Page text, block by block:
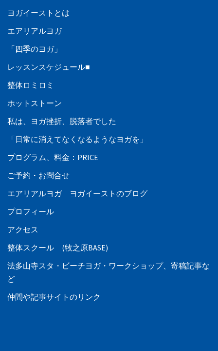
ヨガイーストとは
エアリアルヨガ
「四季のヨガ」
レッスンスケジュール■
整体ロミロミ
ホットストーン
私は、ヨガ挫折、脱落者でした
「日常に消えてなくなるようなヨガを」
プログラム、料金：PRICE
ご予約・お問合せ
エアリアルヨガ ヨガイーストのブログ
プロフィール
アクセス
整体スクール (牧之原BASE)
法多山寺スタ・ビーチヨガ・ワークショップ、寄稿記事な
ど
仲間や記事サイトのリンク